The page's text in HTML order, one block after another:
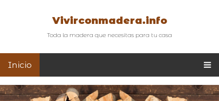
Vivirconmadera.info
Toda la madera que necesitas para tu casa
Inicio